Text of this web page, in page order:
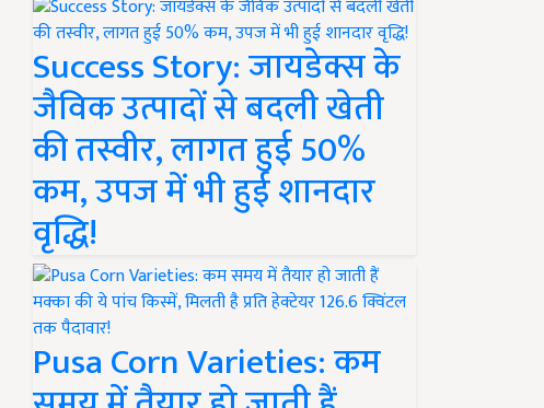
Success Story: जायडेक्स के
जैविक उत्पादों से बदली खेती
की तस्वीर, लागत हुई 50%
कम, उपज में भी हुई शानदार
वृद्धि!
Pusa Corn Varieties: कम